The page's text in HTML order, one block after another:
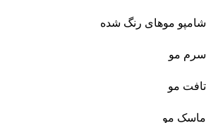
شامپو موهای رنگ شده
سرم مو
تافت مو
ماسک مو